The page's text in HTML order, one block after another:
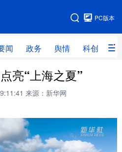
PC版本
闻 政务 舆情 科创 产
站地图
要闻
产经
民生 文化
健康 图片
亮“上海之夏”
来源：新华网